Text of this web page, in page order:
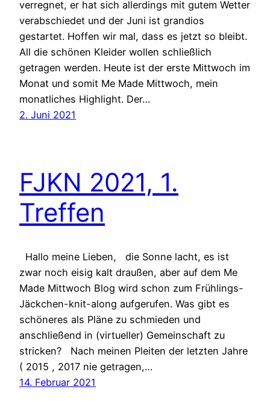
verregnet, er hat sich allerdings mit gutem Wetter
verabschiedet und der Juni ist grandios
gestartet. Hoffen wir mal, dass es jetzt so bleibt.
All die schönen Kleider wollen schließlich
getragen werden. Heute ist der erste Mittwoch im
Monat und somit Me Made Mittwoch, mein
monatliches Highlight. Der…
2. Juni 2021
FJKN 2021, 1.
Treffen
Hallo meine Lieben, die Sonne lacht, es ist
zwar noch eisig kalt draußen, aber auf dem Me
Made Mittwoch Blog wird schon zum Frühlings-
Jäckchen-knit-along aufgerufen. Was gibt es
schöneres als Pläne zu schmieden und
anschließend in (virtueller) Gemeinschaft zu
stricken? Nach meinen Pleiten der letzten Jahre
( 2015 , 2017 nie getragen,…
14. Februar 2021